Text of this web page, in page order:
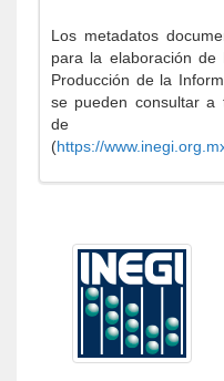
Los metadatos
para la elaboración de
Producción de la
se pueden consultar a
de
(https://